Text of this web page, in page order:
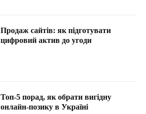
Продаж сайтів: як підготувати
цифровий актив до угоди
Топ-5 порад, як обрати вигідну
онлайн-позику в Україні